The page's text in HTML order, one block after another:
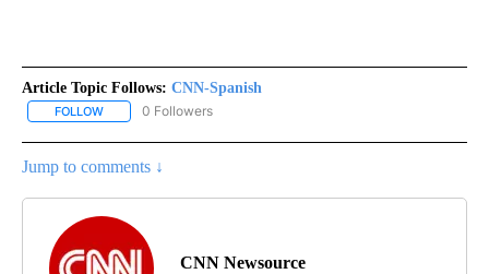
Article Topic Follows: CNN-Spanish
FOLLOW FOLLOW "CNN-SPANISH" TO RECEIVE NOTIFICATIONS ABOUT
0 Followers
Jump to comments ↓
CNN Newsource